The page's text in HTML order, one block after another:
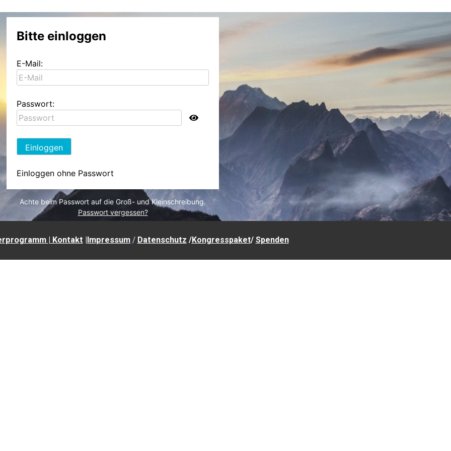
Bitte einloggen
E-Mail:
Passwort:
Einloggen
Einloggen ohne Passwort
Achte beim Passwort auf die Groß- und Kleinschreibung.
Passwort vergessen?
Kontakt |Impressum / Datenschutz /Kongresspaket/ Spenden